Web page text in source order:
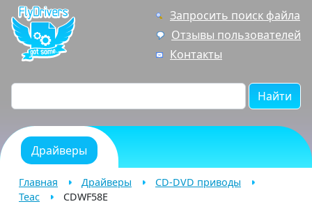
Запросить поиск файла
Отзывы пользователей
Контакты
Найти
Драйверы
Главная Драйверы
CD-DVD приводы
Teac
CDWF58E